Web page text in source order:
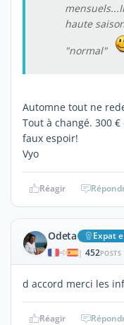
haute
"normal"
Automne tout ne
Tout à changé. 300
faux espoir!
Vyo
Réagir
Odeta Expat
| 452POSTS
d accord merci les
Réagir